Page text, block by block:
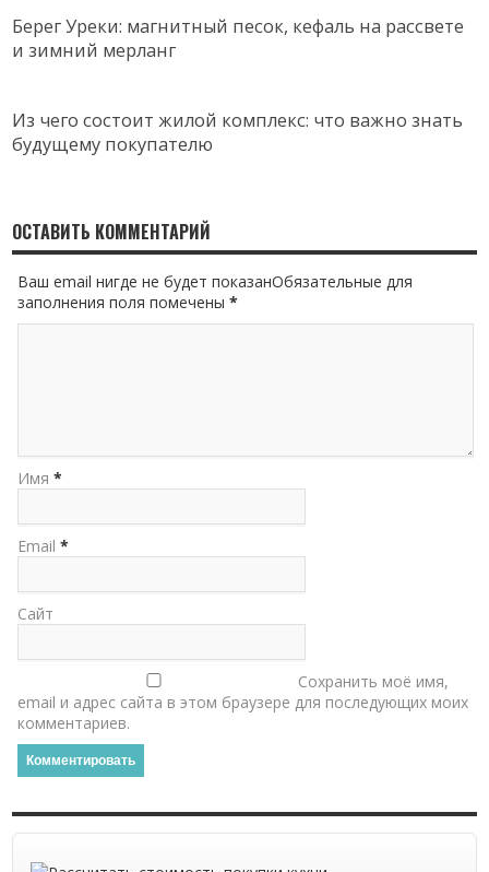
Берег Уреки: магнитный песок, кефаль на рассвете
и зимний мерланг
Из чего состоит жилой комплекс: что важно знать
будущему покупателю
ОСТАВИТЬ КОММЕНТАРИЙ
Ваш email нигде не будет показанОбязательные для
заполнения поля помечены*
Имя *
Email *
Сайт
Сохранить моё имя,
email и адрес сайта в этом браузере для последующих моих
комментариев.